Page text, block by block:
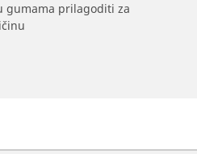
gumama prilagoditi za